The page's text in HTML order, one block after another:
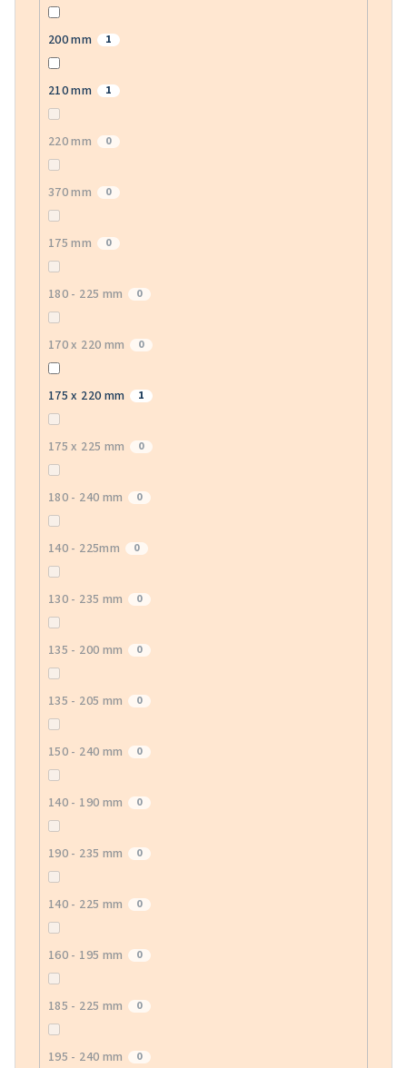
200 mm 1
210 mm 1
220 mm 0
370 mm 0
175 mm 0
180 - 225 mm 0
170 x 220 mm 0
175 x 220 mm 1
175 x 225 mm 0
180 - 240 mm 0
140 - 225mm 0
130 - 235 mm 0
135 - 200 mm 0
135 - 205 mm 0
150 - 240 mm 0
140 - 190 mm 0
190 - 235 mm 0
140 - 225 mm 0
160 - 195 mm 0
185 - 225 mm 0
195 - 240 mm 0